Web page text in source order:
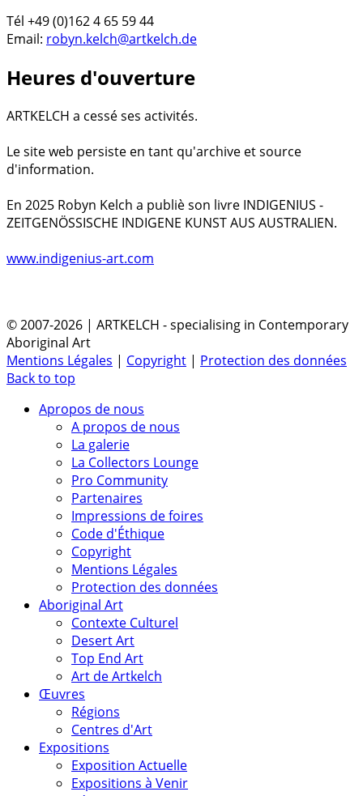
Tél +49 (0)162 4 65 59 44
Email: robyn.kelch@artkelch.de
Heures d'ouverture
ARTKELCH a cessé ses activités.
Le site web persiste en tant qu'archive et source
d'information.
En 2025 Robyn Kelch a publiè son livre INDIGENIUS -
ZEITGENÖSSISCHE INDIGENE KUNST AUS AUSTRALIEN.
www.indigenius-art.com
© 2007-2026 | ARTKELCH - specialising in Contemporary
Aboriginal Art
Mentions Légales | Copyright | Protection des données
Back to top
Apropos de nous
A propos de nous
La galerie
La Collectors Lounge
Pro Community
Partenaires
Impressions de foires
Code d'Éthique
Copyright
Mentions Légales
Protection des données
Aboriginal Art
Contexte Culturel
Desert Art
Top End Art
Art de Artkelch
Œuvres
Régions
Centres d'Art
Expositions
Exposition Actuelle
Expositions à Venir